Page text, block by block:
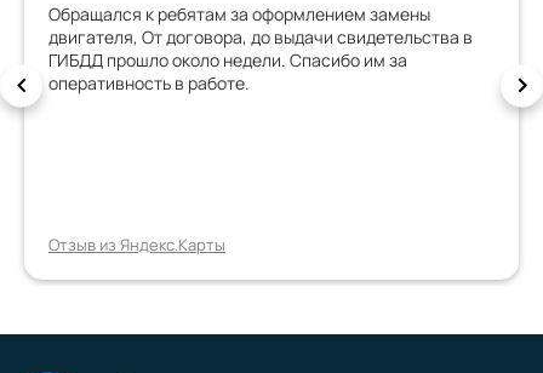
Обращался к ребятам за оформлением замены
двигателя, От договора, до выдачи свидетельства в
ГИБДД прошло около недели. Спасибо им за
оперативность в работе.
Отзыв из Яндекс.Карты